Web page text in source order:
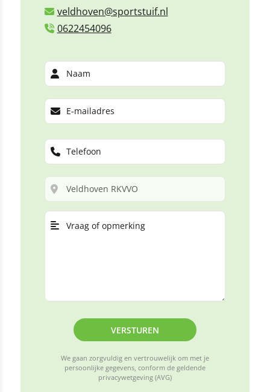
veldhoven@sportstuif.nl
0622454096
VERSTUREN
We gaan zorgvuldig en vertrouwelijk om met je
persoonlijke gegevens, conform de geldende
privacywetgeving (AVG)